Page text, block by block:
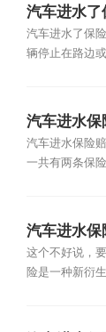
汽车进水
汽车进水了保
辆停止在路边
汽车进水
汽车进水保险
一共有两条保
汽车进水保
这个不好说，
险是一种新衍